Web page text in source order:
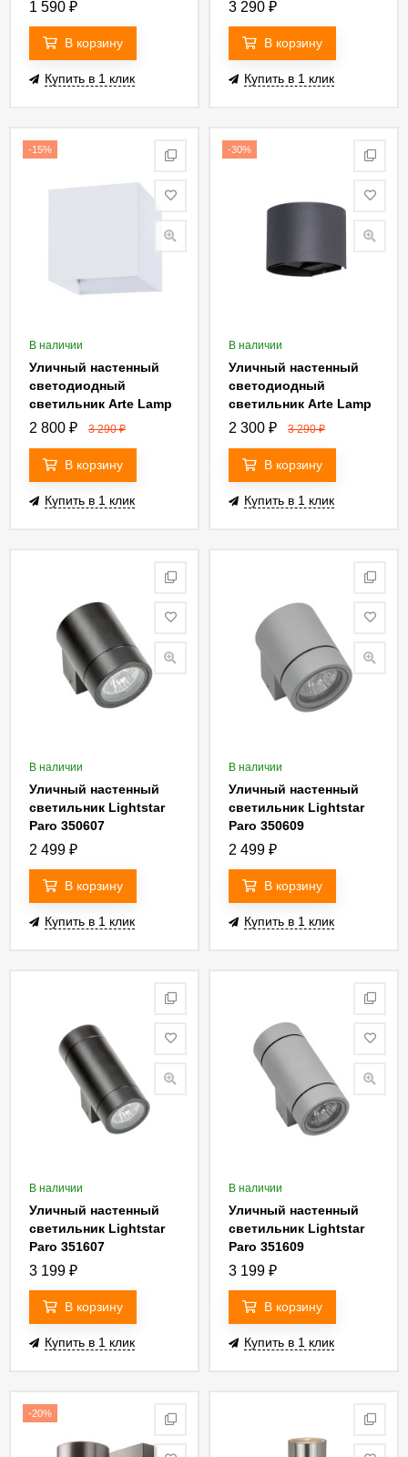
1 590 ₽
В корзину
Купить в 1 клик
3 290 ₽
В корзину
Купить в 1 клик
-15%
В наличии
Уличный настенный
светодиодный
светильник Arte Lamp
Rullo A1414AL-1WH
2 800 ₽ 3 290₽
В корзину
Купить в 1 клик
-30%
В наличии
Уличный настенный
светодиодный
светильник Arte Lamp
Rullo A1415AL-1GY
2 300 ₽ 3 290₽
В корзину
Купить в 1 клик
В наличии
Уличный настенный
светильник Lightstar
Paro 350607
2 499 ₽
В корзину
Купить в 1 клик
В наличии
Уличный настенный
светильник Lightstar
Paro 350609
2 499 ₽
В корзину
Купить в 1 клик
В наличии
Уличный настенный
светильник Lightstar
Paro 351607
3 199 ₽
В корзину
Купить в 1 клик
В наличии
Уличный настенный
светильник Lightstar
Paro 351609
3 199 ₽
В корзину
Купить в 1 клик
-20%